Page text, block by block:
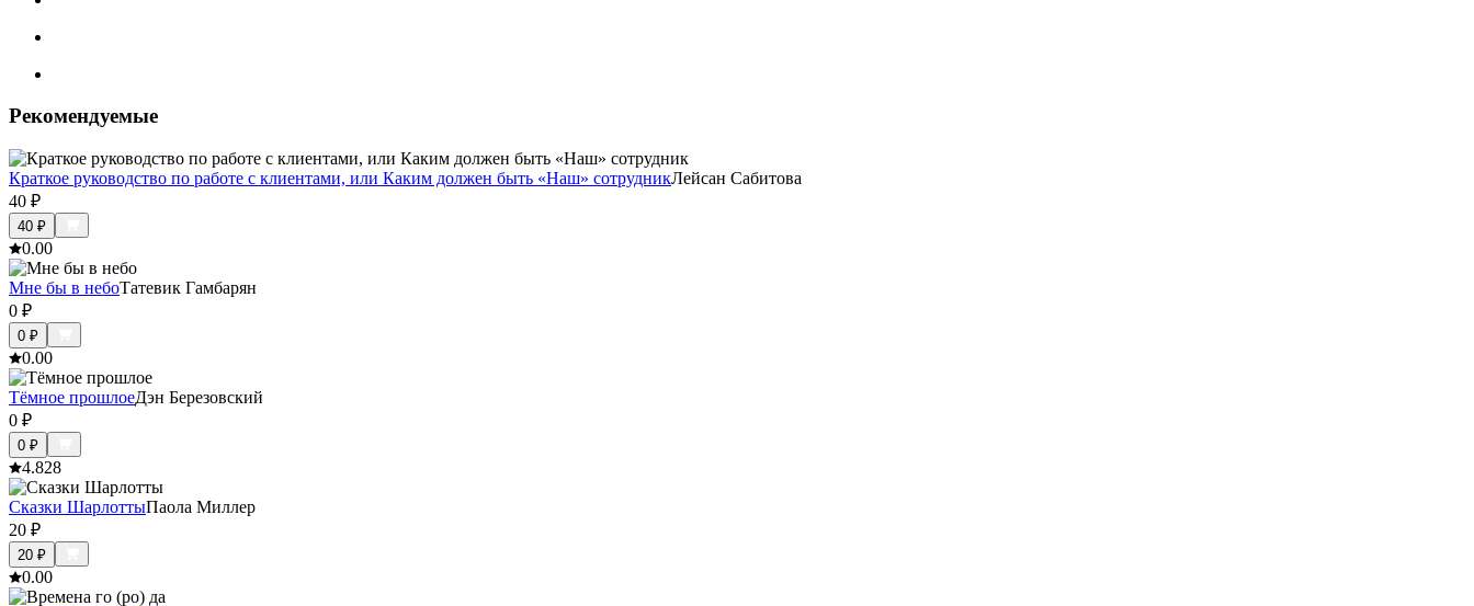
Рекомендуемые
Краткое руководство по работе с клиентами, или Каким должен быть «Наш» сотрудникЛейсан Сабитова
40 ₽
40 ₽
0.00
Мне бы в небоТатевик Гамбарян
0 ₽
0 ₽
0.00
Тёмное прошлоеДэн Березовский
0 ₽
0 ₽
4.828
Сказки ШарлоттыПаола Миллер
20 ₽
20 ₽
0.00